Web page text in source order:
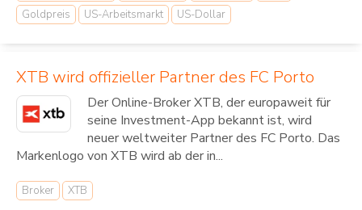
Goldpreis
US-Arbeitsmarkt US-Dollar
XTB wird offizieller Partner des FC Porto
Der Online-Broker XTB, der europaweit für
seine Investment-App bekannt ist, wird
neuer weltweiter Partner des FC Porto. Das
Markenlogo von XTB wird ab der in...
Broker XTB